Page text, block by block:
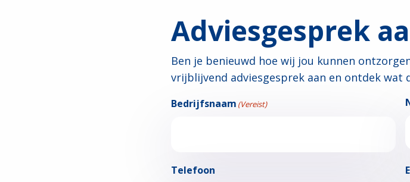
Adviesgesprek
Ben je benieuwd hoe wij jou kunnen
vrijblijvend adviesgesprek aan en ontdek wat
Bedrijfsnaam (Vereist)
Telefoon